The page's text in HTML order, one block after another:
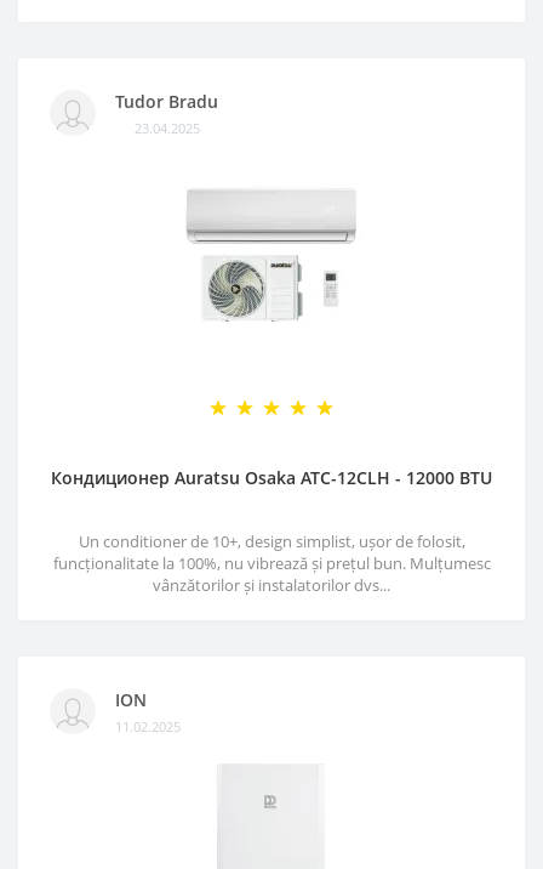
Tudor Bradu
23.04.2025
Кондиционер Auratsu Osaka ATC-12CLH - 12000 BTU
Un conditioner de 10+, design simplist, ușor de folosit,
funcționalitate la 100%, nu vibrează și prețul bun. Mulțumesc
vânzătorilor și instalatorilor dvs...
ION
11.02.2025